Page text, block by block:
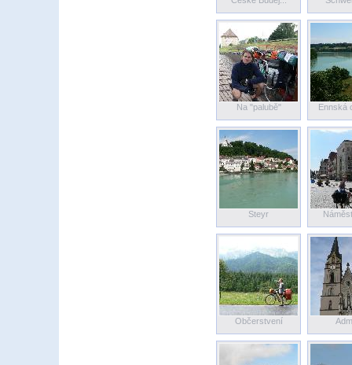
Na "palubě" Ennská
Steyr
Občerstvení